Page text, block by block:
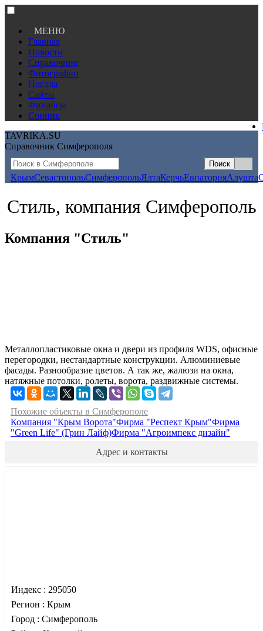
МЕНЮ
Главная
Новости
Справочник
Фотографии
Погода
Сайты
Финансы
Сонник
TAVRIKA.SU
Справочник Симферополя
КрымСевастопольСимферопольЯлтаКерчьЕвпаторияАлушта
Стиль, компания Симферополь
Компания "Стиль"
Металлопластиковые окна и двери из профиля WDS, офисные
перегородки, нестандартные конструкции. Алюминиевые
фасады. Разнообразие цветов. А так же, жалюзи на окна,
натяжные потолки, ролеты, ворота, раздвижные системы.
Похожие объекты в Симферополе
Компания "Крым Ворота"Фирма "Респект Крым"Фирма
"Green Life" (Грин Лайф)Фирма "Агроимпекс дизайн"
Адрес и контакты
Индекс : 295050
Регион : Крым
Город : Симферополь